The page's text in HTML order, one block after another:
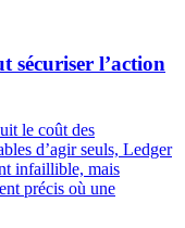
sécuriser l’action
le coût des
d’agir seuls, Ledger
infaillible, mais
précis où une